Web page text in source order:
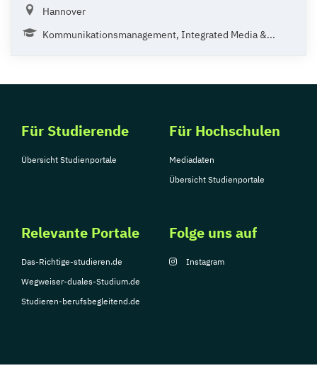
Hannover
Kommunikationsmanagement, Integrated Media &...
Für Studierende
Übersicht Studienportale
Für Hochschulen
Mediadaten
Übersicht Studienportale
Relevante Portale
Das-Richtige-studieren.de
Wegweiser-duales-Studium.de
Studieren-berufsbegleitend.de
Folge uns auf
Instagram